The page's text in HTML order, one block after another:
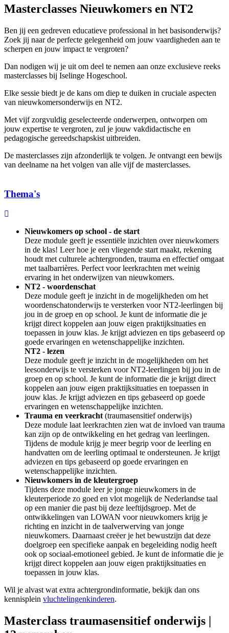
Masterclasses Nieuwkomers en NT2
Ben jij een gedreven educatieve professional in het basisonderwijs?
Zoek jij naar de perfecte gelegenheid om jouw vaardigheden aan te
scherpen en jouw impact te vergroten?
Dan nodigen wij je uit om deel te nemen aan onze exclusieve reeks
masterclasses bij Iselinge Hogeschool.
Elke sessie biedt je de kans om diep te duiken in cruciale aspecten
van nieuwkomersonderwijs en NT2.
Met vijf zorgvuldig geselecteerde onderwerpen, ontworpen om
jouw expertise te vergroten, zul je jouw vakdidactische en
pedagogische gereedschapskist uitbreiden.
De masterclasses zijn afzonderlijk te volgen. Je ontvangt een bewijs
van deelname na het volgen van alle vijf de masterclasses.
Thema's
Nieuwkomers op school - de start
Deze module geeft je essentiële inzichten over nieuwkomers
in de klas! Leer hoe je een vliegende start maakt, rekening
houdt met culturele achtergronden, trauma en effectief omgaat
met taalbarrières. Perfect voor leerkrachten met weinig
ervaring in het onderwijzen van nieuwkomers.
NT2 - woordenschat
Deze module geeft je inzicht in de mogelijkheden om het
woordenschatonderwijs te versterken voor NT2-leerlingen bij
jou in de groep en op school. Je kunt de informatie die je
krijgt direct koppelen aan jouw eigen praktijksituaties en
toepassen in jouw klas. Je krijgt adviezen en tips gebaseerd op
goede ervaringen en wetenschappelijke inzichten.
NT2 - lezen
Deze module geeft je inzicht in de mogelijkheden om het
leesonderwijs te versterken voor NT2-leerlingen bij jou in de
groep en op school. Je kunt de informatie die je krijgt direct
koppelen aan jouw eigen praktijksituaties en toepassen in
jouw klas. Je krijgt adviezen en tips gebaseerd op goede
ervaringen en wetenschappelijke inzichten.
Trauma en veerkracht (traumasensitief onderwijs)
Deze module laat leerkrachten zien wat de invloed van trauma
kan zijn op de ontwikkeling en het gedrag van leerlingen.
Tijdens de module krijg je meer begrip voor de leerling en
handvatten om de leerling optimaal te ondersteunen. Je krijgt
adviezen en tips gebaseerd op goede ervaringen en
wetenschappelijke inzichten.
Nieuwkomers in de kleutergroep
Tijdens deze module leer je jonge nieuwkomers in de
kleuterperiode zo goed en vlot mogelijk de Nederlandse taal
op een manier die past bij deze leeftijdsgroep. Met de
ontwikkelingen van LOWAN voor nieuwkomers krijg je
richting en inzicht in de taalverwerving van jonge
nieuwkomers. Daarnaast creëer je het bewustzijn dat deze
doelgroep een specifieke aanpak en begeleiding nodig heeft
ook op sociaal-emotioneel gebied. Je kunt de informatie die je
krijgt direct koppelen aan jouw eigen praktijksituaties en
toepassen in jouw klas.
Wil je alvast wat extra achtergrondinformatie, bekijk dan ons
kennisplein vluchtelingenkinderen.
Masterclass traumasensitief onderwijs |